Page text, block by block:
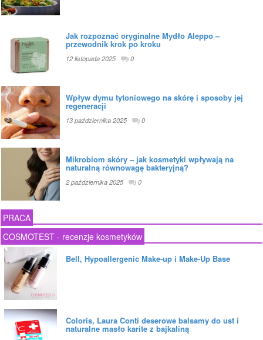
Jak rozpoznać oryginalne Mydło Aleppo –
przewodnik krok po kroku
12 listopada 2025 0
Wpływ dymu tytoniowego na skórę i sposoby jej
regeneracji
13 października 2025 0
Mikrobiom skóry – jak kosmetyki wpływają na
naturalną równowagę bakteryjną?
2 października 2025 0
PRACA
COSMOTEST - recenzje kosmetyków
Bell, Hypoallergenic Make-up i Make-Up Base
Coloris, Laura Conti deserowe balsamy do ust i
naturalne masło karite z bajkaliną